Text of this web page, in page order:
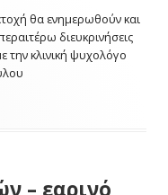
θα ενημερωθούν και
διευκρινήσεις
την κλινική ψυχολόγο
– εαρινό